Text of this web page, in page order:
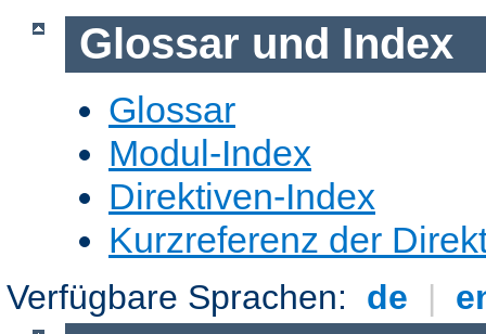
Glossar und Index
Glossar
Modul-Index
Direktiven-Index
Kurzreferenz der
Verfügbare Sprachen: de |